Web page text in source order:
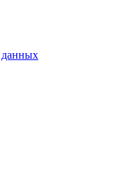
данных